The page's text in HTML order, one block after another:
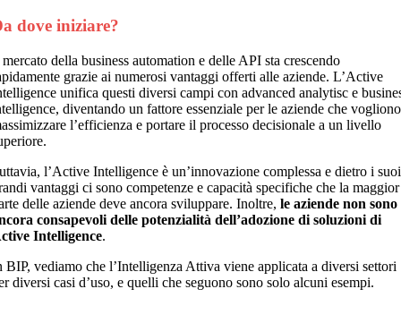
dove iniziare?
della business automation e delle API sta crescendo
grazie ai numerosi vantaggi offerti alle aziende. L’Active
unifica questi diversi campi con advanced analytisc e
diventando un fattore essenziale per le aziende che vogliono
l’efficienza e portare il processo decisionale a un livello
l’Active Intelligence è un’innovazione complessa e dietro i suoi
vantaggi ci sono competenze e capacità specifiche che la maggior
delle aziende deve ancora sviluppare. Inoltre,le aziende non sono
consapevoli delle potenzialità dell’adozione di soluzioni di
Intelligence.
BIP, vediamo che l’Intelligenza Attiva viene applicata a diversi settori
diversi casi d’uso, e quelli che seguono sono solo alcuni esempi.